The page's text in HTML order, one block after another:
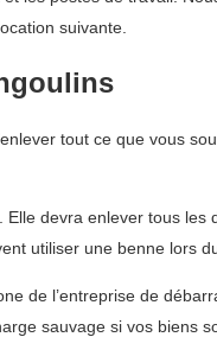
suivante.
tout ce que vous
devra enlever tous
utiliser une benne lors
de l’entreprise de
sauvage si vos biens